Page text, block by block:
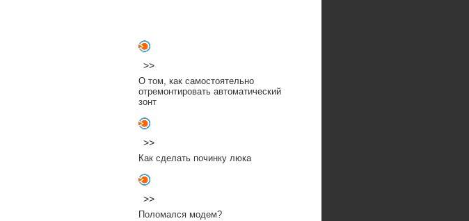
>>
О том, как самостоятельно
отремонтировать автоматический
зонт
>>
Как сделать починку люка
>>
Поломался модем?